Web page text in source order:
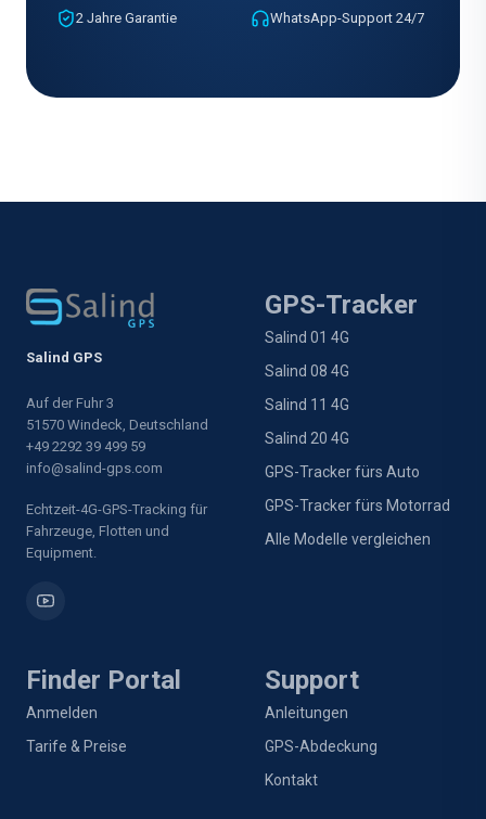
2 Jahre Garantie WhatsApp-Support 24/7
Salind GPS
Auf der Fuhr 3
51570 Windeck, Deutschland
+49 2292 39 499 59
info@salind-gps.com
Echtzeit-4G-GPS-Tracking für
Fahrzeuge, Flotten und
Equipment.
GPS-Tracker
Salind 01 4G
Salind 08 4G
Salind 11 4G
Salind 20 4G
GPS-Tracker fürs Auto
GPS-Tracker fürs Motorrad
Alle Modelle vergleichen
Finder Portal
Anmelden
Tarife & Preise
Support
Anleitungen
GPS-Abdeckung
Kontakt